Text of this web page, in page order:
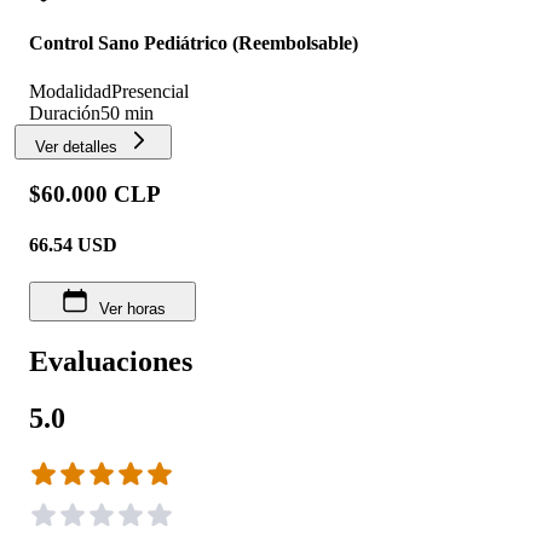
Control Sano Pediátrico (Reembolsable)
ModalidadPresencial
Duración50 min
Ver detalles
$60.000 CLP
66.54 USD
Ver horas
Evaluaciones
5.0